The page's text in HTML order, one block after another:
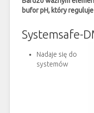
bufor pH, który
Systemsafe-
Nadaje się do
systemów